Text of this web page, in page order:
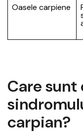
Oasele carpiene
Care sunt
carpian?